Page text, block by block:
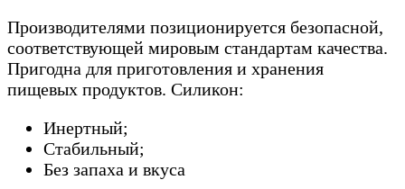
Производителями позиционируется безопасной,
соответствующей мировым стандартам качества.
Пригодна для приготовления и хранения
пищевых продуктов. Силикон:
Инертный;
Стабильный;
Без запаха и вкуса